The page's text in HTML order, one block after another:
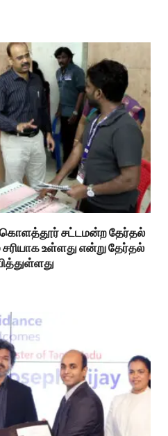
கொளத்தூர் சட்டமன்ற தேர்தல்
உள்ளது என்று தேர்தல்